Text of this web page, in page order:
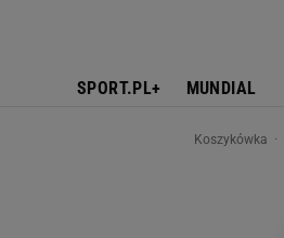
SPORT.PL+ MUNDIAL
Koszykówka